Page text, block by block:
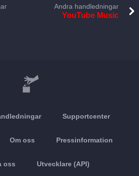
Andra handledningar
YouTube Music
Supportcenter
Om oss Pressinformation
oss Utvecklare (API)